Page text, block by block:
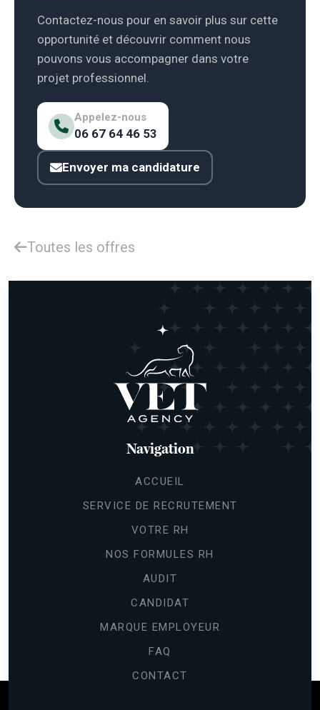
Contactez-nous pour en savoir plus sur cette
opportunité et découvrir comment nous
pouvons vous accompagner dans votre
projet professionnel.
Appelez-nous
06 67 64 46 53
Envoyer ma candidature
Toutes les offres
Navigation
ACCUEIL
SERVICE DE RECRUTEMENT
VOTRE RH
NOS FORMULES RH
AUDIT
CANDIDAT
MARQUE EMPLOYEUR
FAQ
CONTACT